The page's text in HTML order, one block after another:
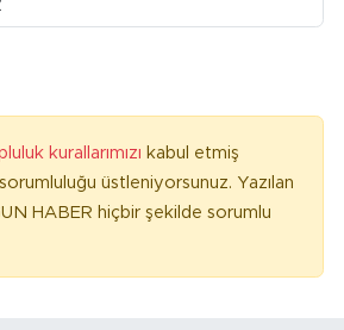
kurallarımızı kabul etmiş
üstleniyorsunuz. Yazılan
HABER hiçbir şekilde sorumlu